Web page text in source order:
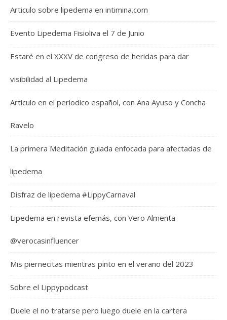
Articulo sobre lipedema en intimina.com
Evento Lipedema Fisioliva el 7 de Junio
Estaré en el XXXV de congreso de heridas para dar
visibilidad al Lipedema
Articulo en el periodico español, con Ana Ayuso y Concha
Ravelo
La primera Meditación guiada enfocada para afectadas de
lipedema
Disfraz de lipedema #LippyCarnaval
Lipedema en revista efemás, con Vero Almenta
@verocasinfluencer
Mis piernecitas mientras pinto en el verano del 2023
Sobre el Lippypodcast
Duele el no tratarse pero luego duele en la cartera